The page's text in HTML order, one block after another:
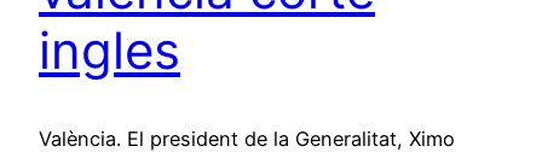
ingles
València. El president de la Generalitat, Ximo